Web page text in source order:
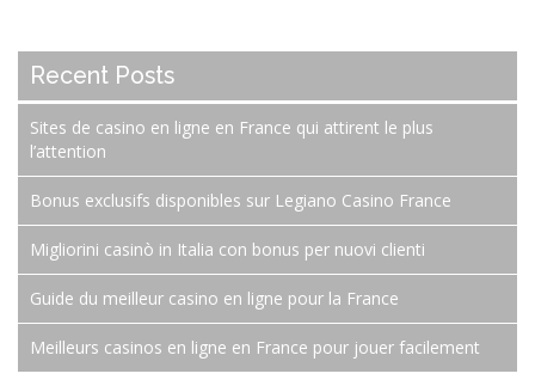
Recent Posts
Sites de casino en ligne en France qui attirent le plus
l’attention
Bonus exclusifs disponibles sur Legiano Casino France
Migliorini casinò in Italia con bonus per nuovi clienti
Guide du meilleur casino en ligne pour la France
Meilleurs casinos en ligne en France pour jouer facilement